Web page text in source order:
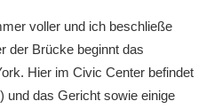
voller und ich beschließe
der Brücke beginnt das
Hier im Civic Center befindet
und das Gericht sowie einige